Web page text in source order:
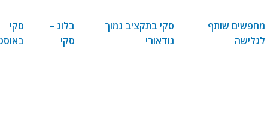
מחפשים שותף
לגלישה
סקי בתקציב נמוך
גודאורי
בלוג –
סקי
סקי